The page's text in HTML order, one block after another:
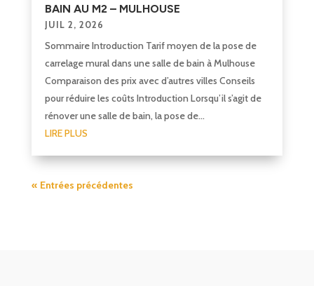
BAIN AU M2 – MULHOUSE
JUIL 2, 2026
Sommaire Introduction Tarif moyen de la pose de
carrelage mural dans une salle de bain à Mulhouse
Comparaison des prix avec d’autres villes Conseils
pour réduire les coûts Introduction Lorsqu’il s’agit de
rénover une salle de bain, la pose de...
LIRE PLUS
« Entrées précédentes